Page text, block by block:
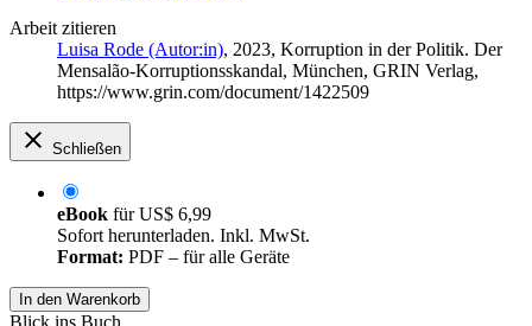
Arbeit zitieren
Luisa Rode (Autor:in), 2023, Korruption in der Politik. Der
Mensalão-Korruptionsskandal, München, GRIN Verlag,
https://www.grin.com/document/1422509
Schließen
eBook fürUS$ 6,99
Sofort herunterladen. Inkl. MwSt.
Format: PDF – für alle Geräte
In den Warenkorb